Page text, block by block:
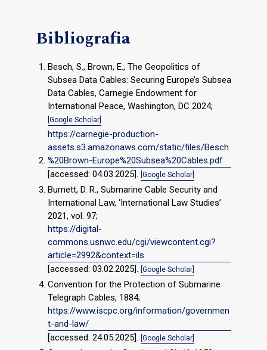
Bibliografia
Besch, S., Brown, E., The Geopolitics of
Subsea Data Cables: Securing Europe’s Subsea
Data Cables, Carnegie Endowment for
International Peace, Washington, DC 2024;
[Google Scholar]
https://carnegie-production-
assets.s3.amazonaws.com/static/files/Besch
%20Brown-Europe%20Subsea%20Cables.pdf
[accessed: 04.03.2025]. [Google Scholar]
Burnett, D. R., Submarine Cable Security and
International Law, ‘International Law Studies’
2021, vol. 97;
https://digital-
commons.usnwc.edu/cgi/viewcontent.cgi?
article=2992&context=ils
[accessed: 03.02.2025]. [Google Scholar]
Convention for the Protection of Submarine
Telegraph Cables, 1884;
https://www.iscpc.org/information/governmen
t-and-law/
[accessed: 24.05.2025]. [Google Scholar]